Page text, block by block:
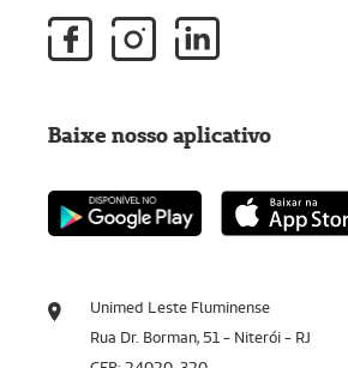
Unimed Leste Fluminense
Rua Dr. Borman, 51 - Niterói - RJ
Baixe nosso aplicativo